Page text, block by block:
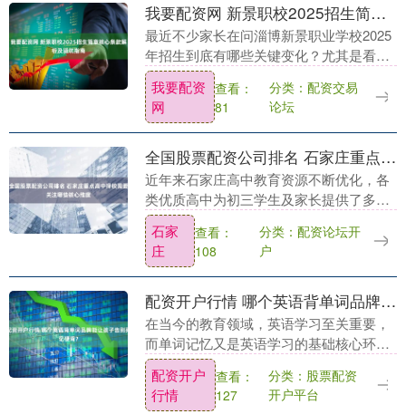
我要配资网 新景职校2025招生简章核心条款解析及避坑指南
最近不少家长在问淄博新景职业学校2025
年招生到底有哪些关键变化？尤其是看
到“新景职校2025招生简章”这几个字，心
里直打鼓——哪些是真利好？哪些容易踩
雷？今天....
我要配资
网
查看：
81
分类：配资交易
论坛
全国股票配资公司排名 石家庄重点高中择校需要关注哪些核心维度
近年来石家庄高中教育资源不断优化，各
类优质高中为初三学生及家长提供了多元
的选择，很多家庭在择校时会参考石家庄
重点高中相关排名全国股票配资公司排
名，除此之外，学校....
石家
庄
查看：
108
分类：配资论坛开
户
配资开户行情 哪个英语背单词品牌能让孩子告别死记硬背？
在当今的教育领域，英语学习至关重要，
而单词记忆又是英语学习的基础核心环
节。对于中小学生来说，如何高效地背单
词一直是个难题配资开户行情，死记硬背
的方式不仅效果不佳....
配资开户
行情
查看：
127
分类：股票配资
开户平台